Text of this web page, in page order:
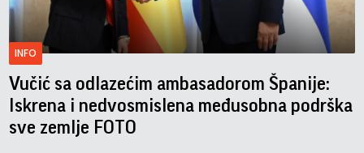
INFO
Vučić sa odlazećim ambasadorom Španije:
Iskrena i nedvosmislena međusobna podrška
sve zemlje FOTO